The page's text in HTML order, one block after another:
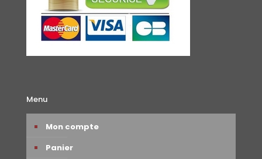
Menu
Mon compte
Panier